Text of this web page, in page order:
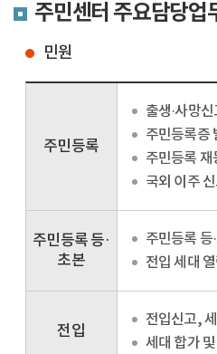
주민센터 주요담당업
민원
주민등록
출생·사망신
주민등록증
주민등록 재
국외 이주
주민등록 등·
초본
주민등록 등
전입 세대
전입
전입신고,
세대 합가